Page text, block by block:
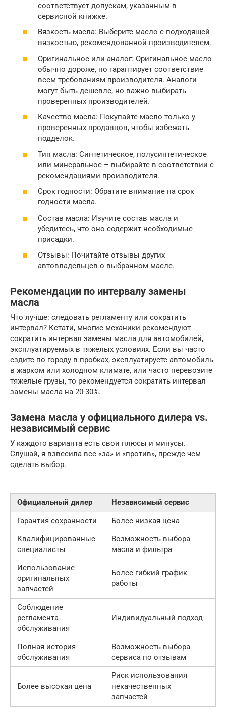
соответствует допускам, указанным в
сервисной книжке.
Вязкость масла: Выберите масло с подходящей
вязкостью, рекомендованной производителем.
Оригинальное или аналог: Оригинальное масло
обычно дороже, но гарантирует соответствие
всем требованиям производителя. Аналоги
могут быть дешевле, но важно выбирать
проверенных производителей.
Качество масла: Покупайте масло только у
проверенных продавцов, чтобы избежать
подделок.
Тип масла: Синтетическое, полусинтетическое
или минеральное – выбирайте в соответствии с
рекомендациями производителя.
Срок годности: Обратите внимание на срок
годности масла.
Состав масла: Изучите состав масла и
убедитесь, что оно содержит необходимые
присадки.
Отзывы: Почитайте отзывы других
автовладельцев о выбранном масле.
Рекомендации по интервалу замены
масла
Что лучше: следовать регламенту или сократить
интервал? Кстати, многие механики рекомендуют
сократить интервал замены масла для автомобилей,
эксплуатируемых в тяжелых условиях. Если вы часто
ездите по городу в пробках, эксплуатируете автомобиль
в жарком или холодном климате, или часто перевозите
тяжелые грузы, то рекомендуется сократить интервал
замены масла на 20-30%.
Замена масла у официального дилера vs.
независимый сервис
У каждого варианта есть свои плюсы и минусы.
Слушай, я взвесила все «за» и «против», прежде чем
сделать выбор.
Официальный дилер
Независимый сервис
Гарантия сохранности
Более низкая цена
Квалифицированные
специалисты
Возможность выбора
масла и фильтра
Использование
оригинальных
запчастей
Более гибкий график
работы
Соблюдение
регламента
обслуживания
Индивидуальный подход
Полная история
обслуживания
Возможность выбора
сервиса по отзывам
Более высокая цена
Риск использования
некачественных
запчастей